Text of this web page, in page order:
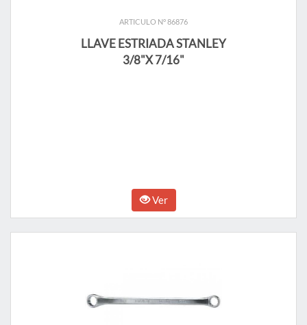
ARTICULO N° 86876
LLAVE ESTRIADA STANLEY
3/8"X 7/16"
Ver